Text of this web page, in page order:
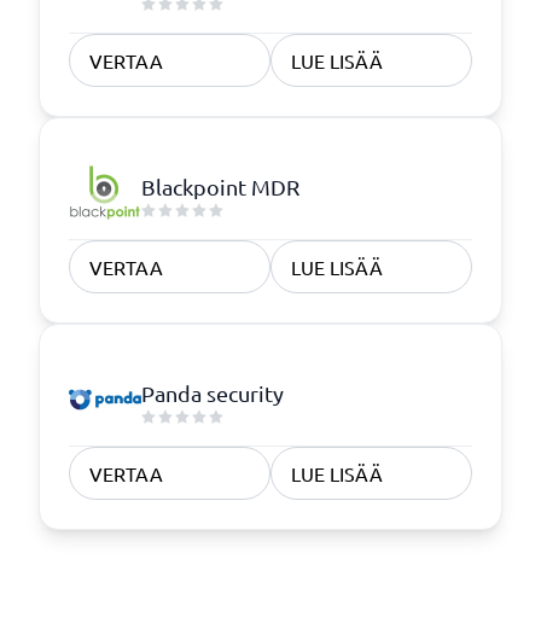
VERTAA LUE LISÄÄ
Blackpoint MDR
VERTAA LUE LISÄÄ
Panda security
VERTAA LUE LISÄÄ